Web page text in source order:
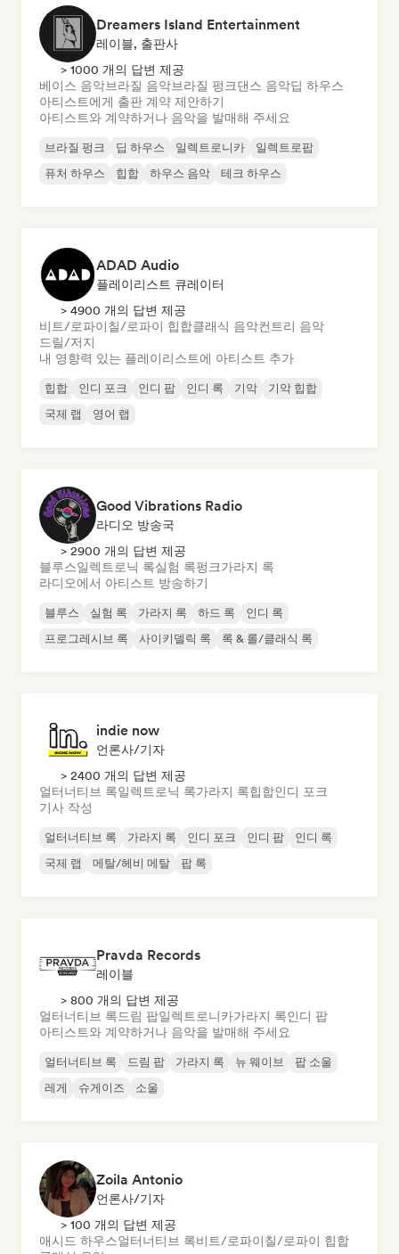
Dreamers Island Entertainment
레이블, 출판사
> 1000 개의 답변 제공
베이스 음악브라질 음악브라질 펑크댄스 음악딥 하우스
아티스트에게 출판 계약 제안하기
아티스트와 계약하거나 음악을 발매해 주세요
브라질 펑크 딥 하우스 일렉트로니카
일렉트로팝
퓨처 하우스
힙합 하우스 음악 테크 하우스
ADAD Audio
플레이리스트 큐레이터
> 4900 개의 답변 제공
비트/로파이칠/로파이 힙합클래식 음악컨트리 음악
드릴/저지
내 영향력 있는 플레이리스트에 아티스트 추가
힙합 인디 포크 인디 팝 인디 록 기악
기악 힙합
국제 랩
영어 랩
Good Vibrations Radio
라디오 방송국
> 2900 개의 답변 제공
블루스일렉트로닉 록실험 록펑크가라지 록
라디오에서 아티스트 방송하기
블루스 실험 록 가라지 록 하드 록
인디 록
프로그레시브 록
사이키델릭 록 록 & 롤/클래식 록
indie now
언론사/기자
> 2400 개의 답변 제공
얼터너티브 록일렉트로닉 록가라지 록힙합인디 포크
기사 작성
얼터너티브 록 가라지 록 인디 포크 인디 팝
인디 록
국제 랩
메탈/헤비 메탈 팝 록
Pravda Records
레이블
> 800 개의 답변 제공
얼터너티브 록드림 팝일렉트로니카가라지 록인디 팝
아티스트와 계약하거나 음악을 발매해 주세요
얼터너티브 록 드림 팝 가라지 록 뉴 웨이브
팝 소울
레게
슈게이즈 소울
Zoila Antonio
언론사/기자
> 100 개의 답변 제공
애시드 하우스얼터너티브 록비트/로파이칠/로파이 힙합